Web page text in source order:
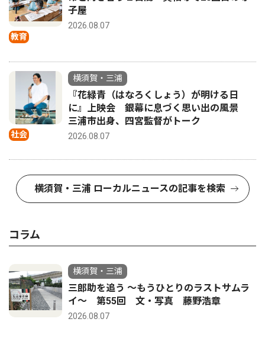
教育
子屋
2026.08.07
社会
横須賀・三浦
『花緑青（はなろくしょう）が明ける日
に』上映会 銀幕に息づく思い出の風景
三浦市出身、四宮監督がトーク
2026.08.07
横須賀・三浦 ローカルニュースの記事を検索
コラム
横須賀・三浦
三郎助を追う 〜もうひとりのラストサムラ
イ〜 第55回 文・写真 藤野浩章
2026.08.07